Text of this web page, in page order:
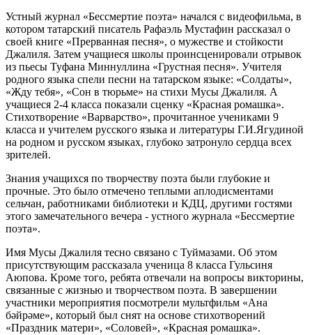
Устный журнал «Бессмертие поэта» начался с видеофильма, в
котором татарский писатель Рафаэль Мустафин рассказал о
своей книге «Прерванная песня», о мужестве и стойкости
Джалиля. Затем учащиеся школы проинсценировали отрывок
из пьесы Туфана Миннуллина «Грустная песня». Учителя
родного языка спели песни на татарском языке: «Солдаты»,
«Жду тебя», «Сон в тюрьме» на стихи Мусы Джалиля. А
учащиеся 2-4 класса показали сценку «Красная ромашка».
Стихотворение «Варварство», прочитанное учениками 9
класса и учителем русского языка и литературы Г.И.Ягудиной
на родном и русском языках, глубоко затронуло сердца всех
зрителей.
Знания учащихся по творчеству поэта были глубокие и
прочные. Это было отмечено теплыми аплодисментами
сельчан, работниками библиотеки и КДЦ, другими гостями
этого замечательного вечера - устного журнала «Бессмертие
поэта».
Имя Мусы Джалиля тесно связано с Туймазами. Об этом
присутствующим рассказала ученица 8 класса Гульсиня
Аюпова. Кроме того, ребята отвечали на вопросы викторины,
связанные с жизнью и творчеством поэта. В завершении
участники мероприятия посмотрели мультфильм «Ана
бәйрәме», который был снят на основе стихотворений
«Праздник матери», «Соловей», «Красная ромашка».